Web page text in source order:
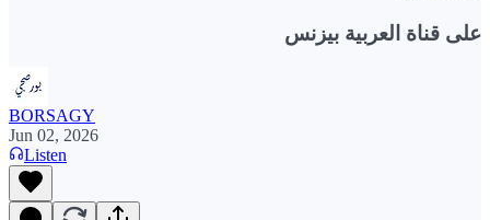
على قناة العربية بيزنس
BORSAGY
Jun 02, 2026
Listen